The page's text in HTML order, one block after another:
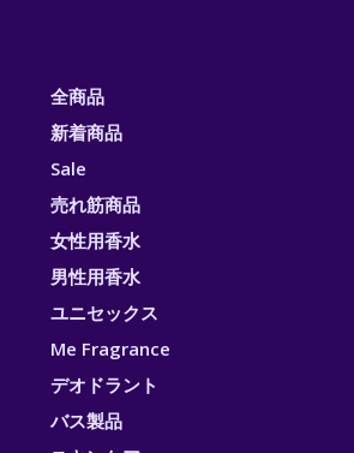
全商品
新着商品
Sale
売れ筋商品
女性用香水
男性用香水
ユニセックス
Me Fragrance
デオドラント
バス製品